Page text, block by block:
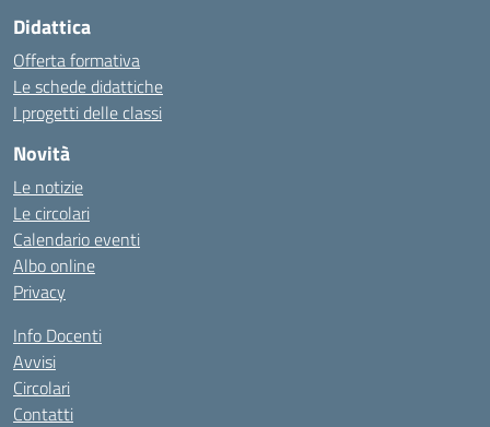
Didattica
Offerta formativa
Le schede didattiche
I progetti delle classi
Novità
Le notizie
Le circolari
Calendario eventi
Albo online
Privacy
Info Docenti
Avvisi
Circolari
Contatti